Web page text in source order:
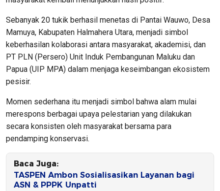
Sebanyak 20 tukik berhasil menetas di Pantai Wauwo, Desa
Mamuya, Kabupaten Halmahera Utara, menjadi simbol
keberhasilan kolaborasi antara masyarakat, akademisi, dan
PT PLN (Persero) Unit Induk Pembangunan Maluku dan
Papua (UIP MPA) dalam menjaga keseimbangan ekosistem
pesisir.
Momen sederhana itu menjadi simbol bahwa alam mulai
merespons berbagai upaya pelestarian yang dilakukan
secara konsisten oleh masyarakat bersama para
pendamping konservasi.
Baca Juga:
TASPEN Ambon Sosialisasikan Layanan bagi
ASN & PPPK Unpatti